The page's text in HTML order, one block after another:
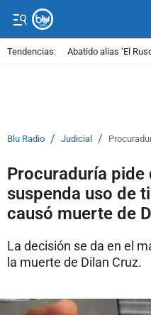
Tendencias: Abatido alias ‘El
Blu Radio / Judicial /
Procuraduría pide
suspenda uso de
causó muerte de
La decisión se da en el
la muerte de Dilan Cruz.